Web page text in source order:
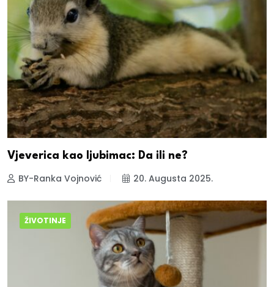
Vjeverica kao ljubimac: Da ili ne?
BY-Ranka Vojnović 20. Augusta 2025.
ŽIVOTINJE